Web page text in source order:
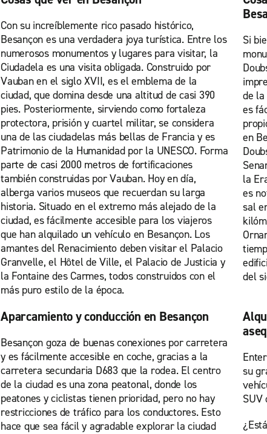
Con su increíblemente rico pasado histórico,
Besançon es una verdadera joya turística. Entre los
numerosos monumentos y lugares para visitar, la
Ciudadela es una visita obligada. Construido por
Vauban en el siglo XVII, es el emblema de la
ciudad, que domina desde una altitud de casi 390
pies. Posteriormente, sirviendo como fortaleza
protectora, prisión y cuartel militar, se considera
una de las ciudadelas más bellas de Francia y es
Patrimonio de la Humanidad por la UNESCO. Forma
parte de casi 2000 metros de fortificaciones
también construidas por Vauban. Hoy en día,
alberga varios museos que recuerdan su larga
historia. Situado en el extremo más alejado de la
ciudad, es fácilmente accesible para los viajeros
que han alquilado un vehículo en Besançon. Los
amantes del Renacimiento deben visitar el Palacio
Granvelle, el Hôtel de Ville, el Palacio de Justicia y
la Fontaine des Carmes, todos construidos con el
más puro estilo de la época.
Si
de la
es
en
la
es
sal
del
Aparcamiento y conducción en Besançon
Besançon goza de buenas conexiones por carretera
y es fácilmente accesible en coche, gracias a la
carretera secundaria D683 que la rodea. El centro
de la ciudad es una zona peatonal, donde los
peatones y ciclistas tienen prioridad, pero no hay
restricciones de tráfico para los conductores. Esto
hace que sea fácil y agradable explorar la ciudad
su
SUV